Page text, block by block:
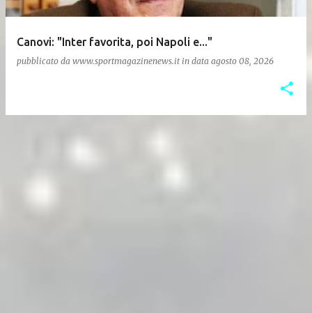
Canovi: "Inter favorita, poi Napoli e..."
pubblicato da www.sportmagazinenews.it in data agosto 08, 2026